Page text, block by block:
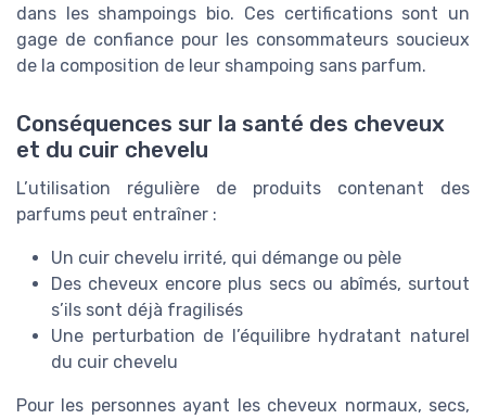
dans les shampoings bio. Ces certifications sont un
gage de confiance pour les consommateurs soucieux
de la composition de leur shampoing sans parfum.
Conséquences sur la santé des cheveux
et du cuir chevelu
L’utilisation régulière de produits contenant des
parfums peut entraîner :
Un cuir chevelu irrité, qui démange ou pèle
Des cheveux encore plus secs ou abîmés, surtout
s’ils sont déjà fragilisés
Une perturbation de l’équilibre hydratant naturel
du cuir chevelu
Pour les personnes ayant les cheveux normaux, secs,